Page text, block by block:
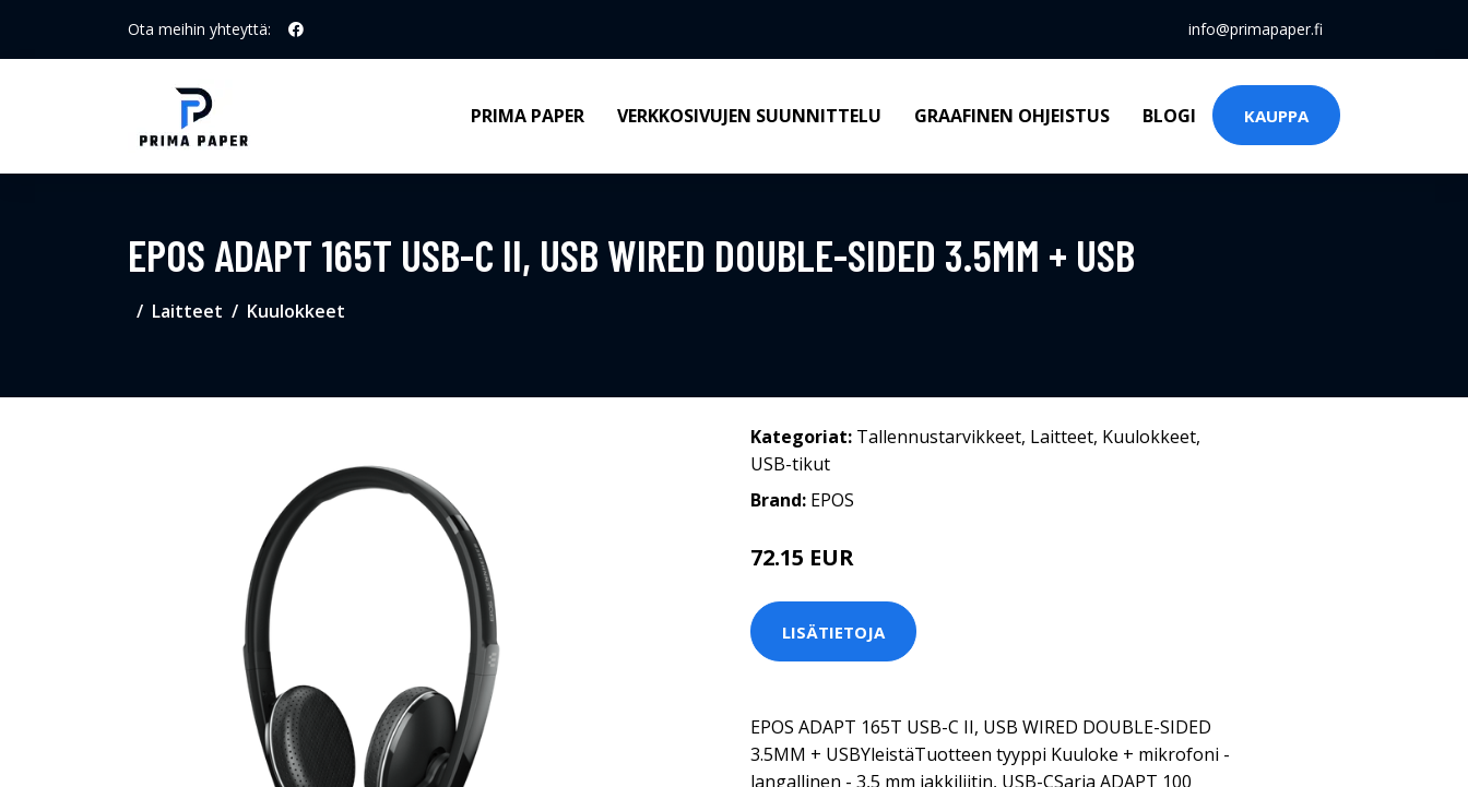
Ota meihin yhteyttä: info@primapaper.fi
PRIMA PAPER VERKKOSIVUJEN SUUNNITTELU GRAAFINEN OHJEISTUS BLOGI KAUPPA
EPOS ADAPT 165T USB-C II, USB WIRED DOUBLE-SIDED 3.5MM + USB
Laitteet Kuulokkeet
Kategoriat: Tallennustarvikkeet, Laitteet, Kuulokkeet,
USB-tikut
Brand: EPOS
72.15 EUR
LISÄTIETOJA
EPOS ADAPT 165T USB-C II, USB WIRED DOUBLE-SIDED
3.5MM + USBYleistäTuotteen tyyppi Kuuloke + mikrofoni -
langallinen - 3,5 mm jakkiliitin, USB-CSarja ADAPT 100